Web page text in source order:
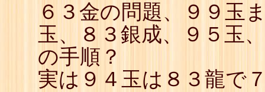
６３金の問題、９９玉
玉、８３銀成、９５玉
の手順？
実は９４玉は８３龍で